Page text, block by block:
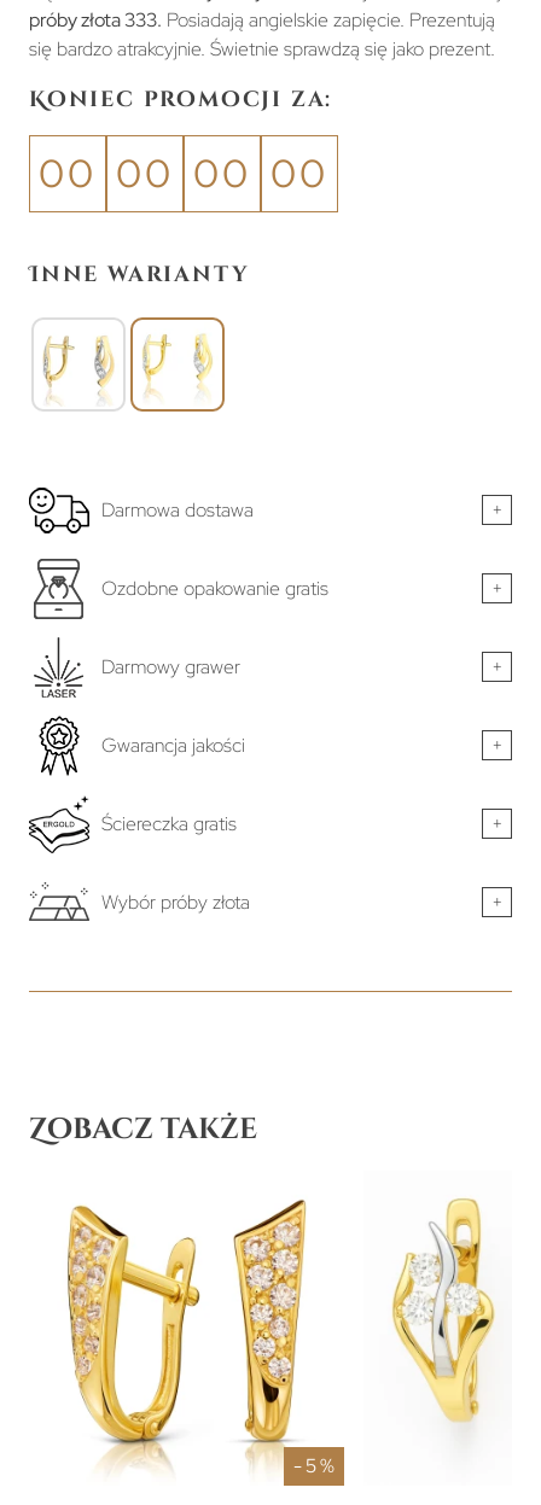
próby złota 333. Posiadają angielskie zapięcie. Prezentują
się bardzo atrakcyjnie. Świetnie sprawdzą się jako prezent.
Koniec promocji za:
00 00 00 00
Inne warianty
Darmowa dostawa +
Ozdobne opakowanie gratis +
Darmowy grawer +
Gwarancja jakości +
Ściereczka gratis +
Wybór próby złota +
Zobacz także
- 5 %